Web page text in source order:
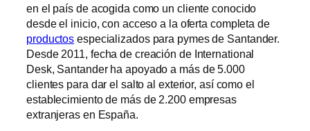
en el país de acogida como un cliente conocido
desde el inicio, con acceso a la oferta completa de
productos especializados para pymes de Santander.
Desde 2011, fecha de creación de International
Desk, Santander ha apoyado a más de 5.000
clientes para dar el salto al exterior, así como el
establecimiento de más de 2.200 empresas
extranjeras en España.